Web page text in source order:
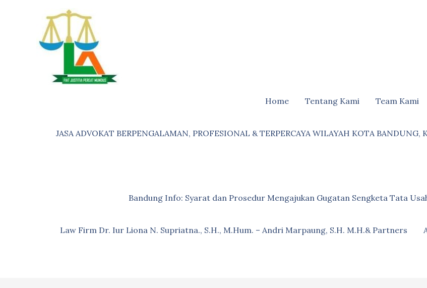
Home Tentang Kami Team Kami
JASA ADVOKAT BERPENGALAMAN, PROFESIONAL & TERPERCAYA WILAYAH KOTA
Bandung Info: Syarat dan Prosedur Mengajukan Gugatan Sengketa Tata
Law Firm Dr. Iur Liona N. Supriatna., S.H., M.Hum. – Andri Marpaung, S.H. M.H.& Partners